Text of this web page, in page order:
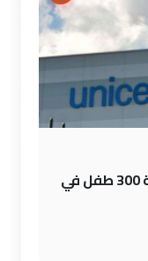
اليونيسف توثق استشهاد قرابة 300 طفل في